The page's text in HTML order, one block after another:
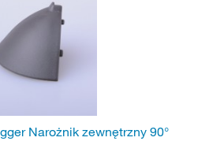
Narożnik zewnętrzny 90°